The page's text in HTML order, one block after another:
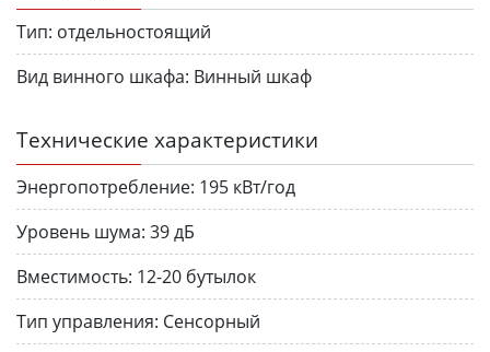
Тип: отдельностоящий
Вид винного шкафа: Винный шкаф
Технические характеристики
Энергопотребление: 195 кВт/год
Уровень шума: 39 дБ
Вместимость: 12-20 бутылок
Тип управления: Сенсорный